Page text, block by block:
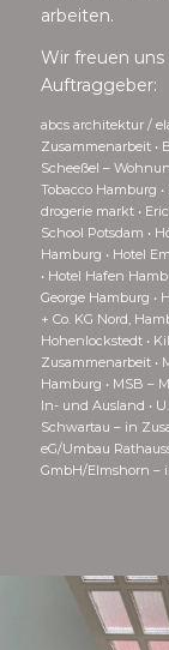
arbeiten.
Wir freuen
Auftraggeber:
abcs architektur /
Zusammenarbeit •
Scheeßel –
Tobacco Hamburg
drogerie markt •
School Potsdam •
Hamburg • Hotel
• Hotel Hafen
George Hamburg •
+ Co. KG Nord,
Hohenlockstedt •
Zusammenarbeit •
Hamburg • MSB –
In- und Ausland •
Schwartau – in
eG/Umbau
GmbH/Elmshorn –